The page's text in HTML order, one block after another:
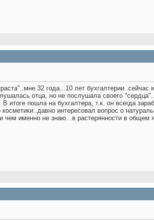
32 года...10 лет
отца, но не послушала своего
итоге пошла на бухгалтера, т.к. он всегда
интересовал вопрос о
чем именно не знаю...в растерянности в